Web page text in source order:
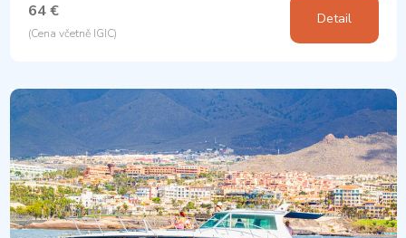
64 €
(Cena včetně IGIC)
Detail